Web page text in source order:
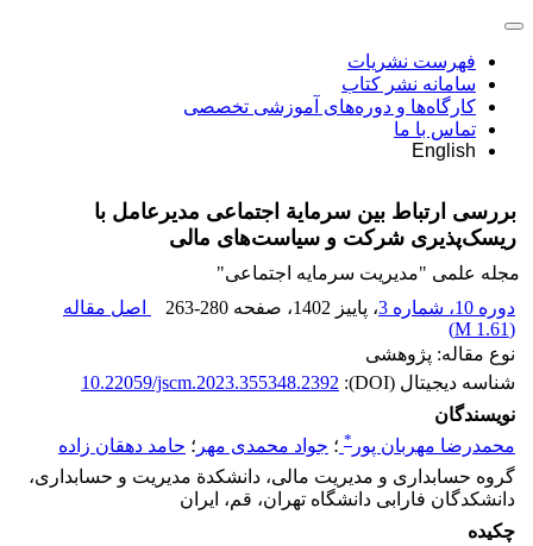
فهرست نشریات
سامانه نشر کتاب
کارگاه‌ها و دوره‌های آموزشی تخصصی
تماس با ما
English
بررسی ارتباط بین سرمایة اجتماعی مدیرعامل با
ریسک‌پذیری شرکت و سیاست‌های مالی
مجله علمی "مدیریت سرمایه اجتماعی"
دوره 10، شماره 3
، پاییز 1402 ، صفحه 263-280
اصل مقاله
(
1.61 M
)
نوع مقاله: پژوهشی
شناسه دیجیتال (DOI):
10.22059/jscm.2023.355348.2392
نویسندگان
محمدرضا مهربان پور * ؛ جواد محمدی مهر ؛ حامد دهقان زاده
گروه حسابداری و مدیریت مالی، دانشکدة مدیریت و حسابداری،
دانشکدگان فارابی دانشگاه تهران، قم، ایران
چکیده